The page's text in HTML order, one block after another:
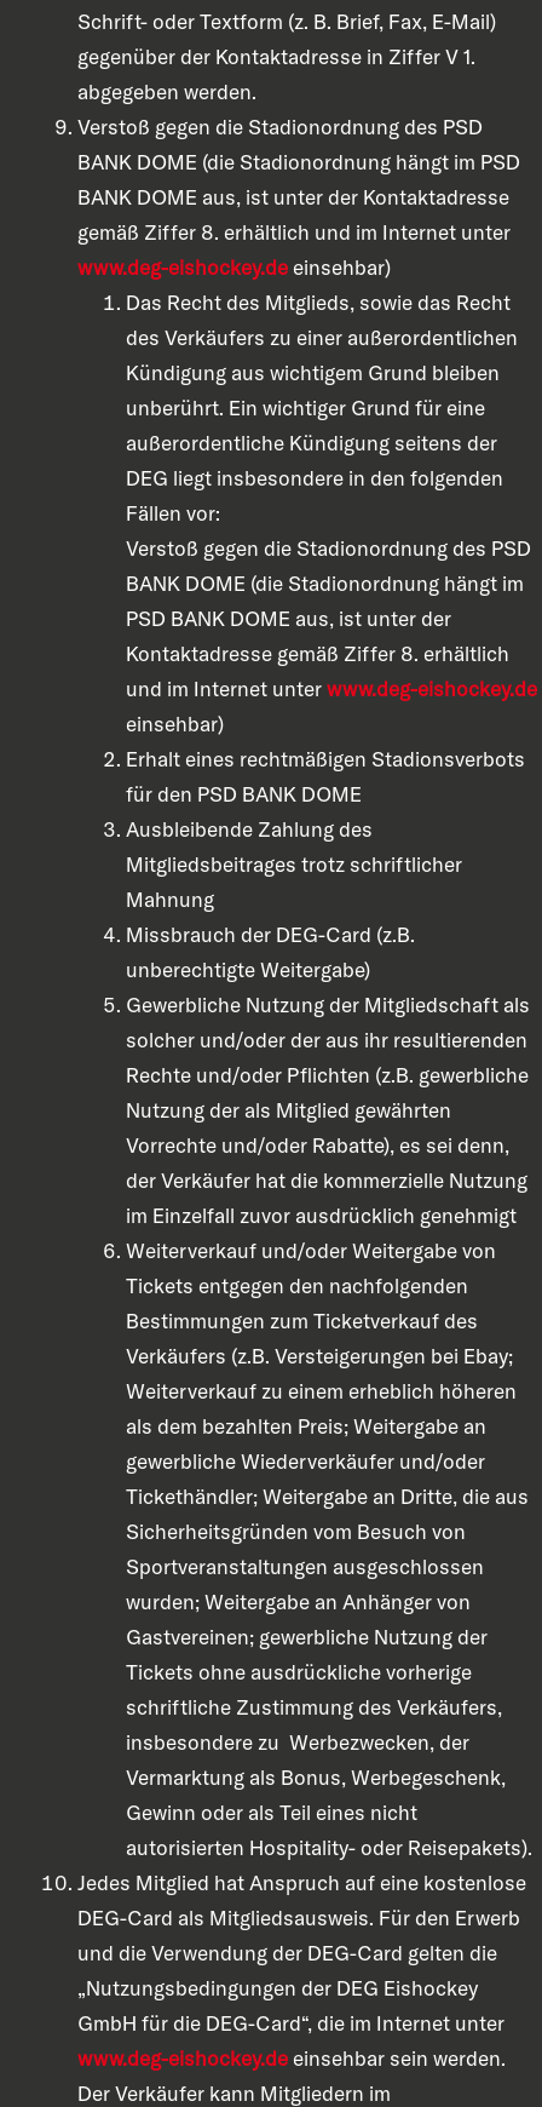
Schrift- oder Textform (z. B. Brief, Fax, E-Mail)
gegenüber der Kontaktadresse in Ziffer V 1.
abgegeben werden.
Verstoß gegen die Stadionordnung des PSD
BANK DOME (die Stadionordnung hängt im PSD
BANK DOME aus, ist unter der Kontaktadresse
gemäß Ziffer 8. erhältlich und im Internet unter
www.deg-eishockey.deeinsehbar)
Das Recht des Mitglieds, sowie das Recht
des Verkäufers zu einer außerordentlichen
Kündigung aus wichtigem Grund bleiben
unberührt. Ein wichtiger Grund für eine
außerordentliche Kündigung seitens der
DEG liegt insbesondere in den folgenden
Fällen vor:
Verstoß gegen die Stadionordnung des PSD
BANK DOME (die Stadionordnung hängt im
PSD BANK DOME aus, ist unter der
Kontaktadresse gemäß Ziffer 8. erhältlich
und im Internet unterwww.deg-eishockey.de
einsehbar)
Erhalt eines rechtmäßigen Stadionsverbots
für den PSD BANK DOME
Ausbleibende Zahlung des
Mitgliedsbeitrages trotz schriftlicher
Mahnung
Missbrauch der DEG-Card (z.B.
unberechtigte Weitergabe)
Gewerbliche Nutzung der Mitgliedschaft als
solcher und/oder der aus ihr resultierenden
Rechte und/oder Pflichten (z.B. gewerbliche
Nutzung der als Mitglied gewährten
Vorrechte und/oder Rabatte), es sei denn,
der Verkäufer hat die kommerzielle Nutzung
im Einzelfall zuvor ausdrücklich genehmigt
Weiterverkauf und/oder Weitergabe von
Tickets entgegen den nachfolgenden
Bestimmungen zum Ticketverkauf des
Verkäufers (z.B. Versteigerungen bei Ebay;
Weiterverkauf zu einem erheblich höheren
als dem bezahlten Preis; Weitergabe an
gewerbliche Wiederverkäufer und/oder
Tickethändler; Weitergabe an Dritte, die aus
Sicherheitsgründen vom Besuch von
Sportveranstaltungen ausgeschlossen
wurden; Weitergabe an Anhänger von
Gastvereinen; gewerbliche Nutzung der
Tickets ohne ausdrückliche vorherige
schriftliche Zustimmung des Verkäufers,
insbesondere zu Werbezwecken, der
Vermarktung als Bonus, Werbegeschenk,
Gewinn oder als Teil eines nicht
autorisierten Hospitality- oder Reisepakets).
Jedes Mitglied hat Anspruch auf eine kostenlose
DEG-Card als Mitgliedsausweis. Für den Erwerb
und die Verwendung der DEG-Card gelten die
„Nutzungsbedingungen der DEG Eishockey
GmbH für die DEG-Card“, die im Internet unter
www.deg-eishockey.deeinsehbar sein werden.
Der Verkäufer kann Mitgliedern im